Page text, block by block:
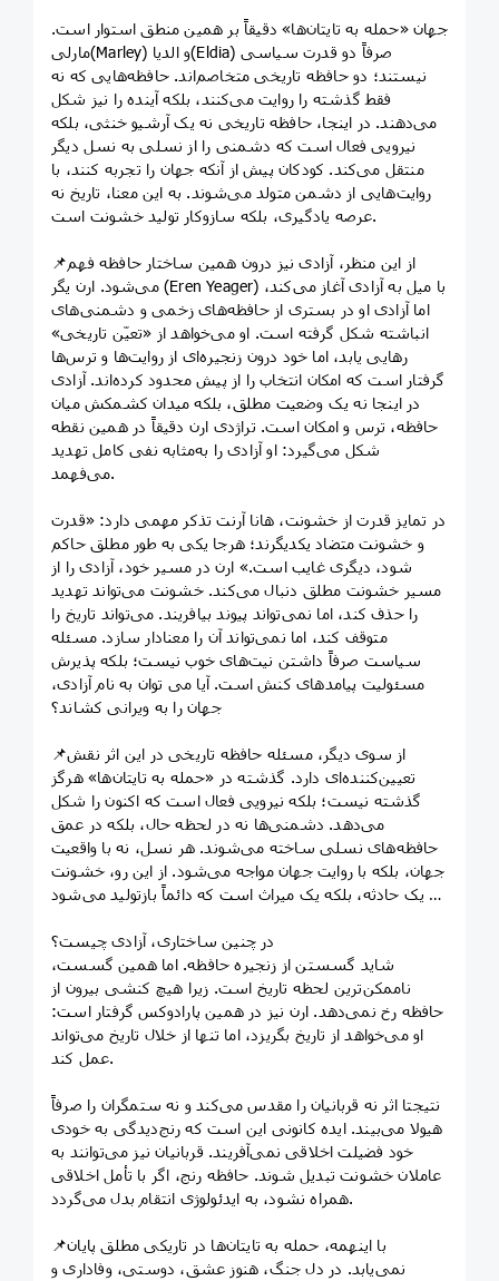
جهان «حمله به تایتان‌ها» دقیقاً بر همین منطق استوار است.
مارلی(Marley) و الدیا(Eldia) صرفاً دو قدرت سیاسی
نیستند؛ دو حافظه تاریخی متخاصم‌اند. حافظه‌هایی که نه
فقط گذشته را روایت می‌کنند، بلکه آینده را نیز شکل
می‌دهند. در اینجا، حافظه تاریخی نه یک آرشیو خنثی، بلکه
نیرویی فعال است که دشمنی را از نسلی به نسل دیگر
منتقل می‌کند. کودکان پیش از آنکه جهان را تجربه کنند، با
روایت‌هایی از دشمن متولد می‌شوند. به این معنا، تاریخ نه
عرصه یادگیری، بلکه سازوکار تولید خشونت است.
📌از این منظر، آزادی نیز درون همین ساختار حافظه فهم
می‌شود. ارن یگر (Eren Yeager) با میل به آزادی آغاز می‌کند،
اما آزادی او در بستری از حافظه‌های زخمی و دشمنی‌های
انباشته شکل گرفته است. او می‌خواهد از «تعیّن تاریخی»
رهایی یابد، اما خود درون زنجیره‌ای از روایت‌ها و ترس‌ها
گرفتار است که امکان انتخاب را از پیش محدود کرده‌اند. آزادی
در اینجا نه یک وضعیت مطلق، بلکه میدان کشمکش میان
حافظه، ترس و امکان است. تراژدی ارن دقیقاً در همین نقطه
شکل می‌گیرد: او آزادی را به‌مثابه نفی کامل تهدید
می‌فهمد.
در تمایز قدرت از خشونت، هانا آرنت تذکر مهمی دارد: «قدرت
و خشونت متضاد یکدیگرند؛ هرجا یکی به طور مطلق حاکم
شود، دیگری غایب است.» ارن در مسیر خود، آزادی را از
مسیر خشونت مطلق دنبال می‌کند. خشونت می‌تواند تهدید
را حذف کند، اما نمی‌تواند پیوند بیافریند. می‌تواند تاریخ را
متوقف کند، اما نمی‌تواند آن را معنادار سازد. مسئله
سیاست صرفاً داشتن نیت‌های خوب نیست؛ بلکه پذیرش
مسئولیت پیامدهای کنش است. آیا می توان به نام آزادی،
جهان را به ویرانی کشاند؟
📌از سوی دیگر، مسئله حافظه تاریخی در این اثر نقش
تعیین‌کننده‌ای دارد. گذشته در «حمله به تایتان‌ها» هرگز
گذشته نیست؛ بلکه نیرویی فعال است که اکنون را شکل
می‌دهد. دشمنی‌ها نه در لحظه حال، بلکه در عمق
حافظه‌های نسلی ساخته می‌شوند. هر نسل، نه با واقعیت
جهان، بلکه با روایت جهان مواجه می‌شود. از این رو، خشونت
در چنین ساختاری، آزادی چیست؟
شاید گسستن از زنجیره حافظه. اما همین گسست،
ناممکن‌ترین لحظه تاریخ است. زیرا هیچ کنشی بیرون از
حافظه رخ نمی‌دهد. ارن نیز در همین پارادوکس گرفتار است:
او می‌خواهد از تاریخ بگریزد، اما تنها از خلال تاریخ می‌تواند
عمل کند.
نتیجتا اثر نه قربانیان را مقدس می‌کند و نه ستمگران را صرفاً
هیولا می‌بیند. ایده کانونی این است که رنج‌دیدگی به خودی
خود فضیلت اخلاقی نمی‌آفریند. قربانیان نیز می‌توانند به
عاملان خشونت تبدیل شوند. حافظه رنج، اگر با تأمل اخلاقی
همراه نشود، به ایدئولوژی انتقام بدل می‌گردد.
📌با اینهمه، حمله به تایتان‌ها در تاریکی مطلق پایان
نمی‌یابد. در دل جنگ، هنوز عشق، دوستی، وفاداری و